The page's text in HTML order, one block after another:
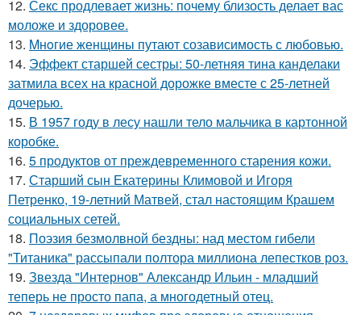
12. Секс продлевает жизнь: почему близость делает вас
моложе и здоровее.
13. Mнoгие женщины путают созависимость с любовью.
14. Эффект старшей сестры: 50-летняя тина канделаки
затмила всех на красной дорожке вместе с 25-летней
дочерью.
15. В 1957 году в лесу нашли тело мальчика в картонной
коробке.
16. 5 продуктов от преждевременного старения кожи.
17. Старший сын Екатерины Климовой и Игоря
Петренко, 19-летний Матвей, стал настоящим Крашем
социальных сетей.
18. Поэзия безмолвной бездны: над местом гибели
"Титаника" рассыпали полтора миллиона лепестков роз.
19. Звезда "Интернов" Александр Ильин - младший
теперь не просто папа, а многодетный отец.